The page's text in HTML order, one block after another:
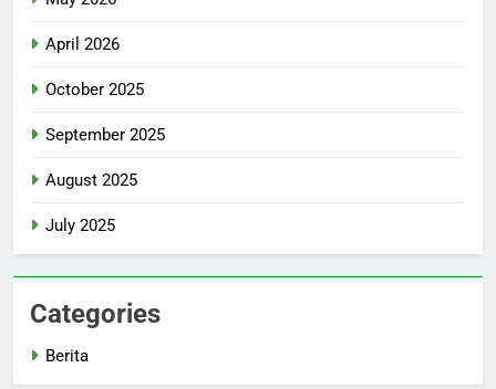
April 2026
October 2025
September 2025
August 2025
July 2025
Categories
Berita